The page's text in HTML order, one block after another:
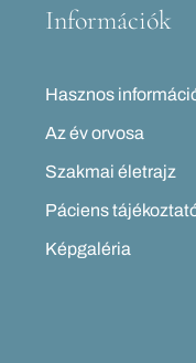
Információk
Hasznos
Az év orvosa
Szakmai életrajz
Páciens
Képgaléria